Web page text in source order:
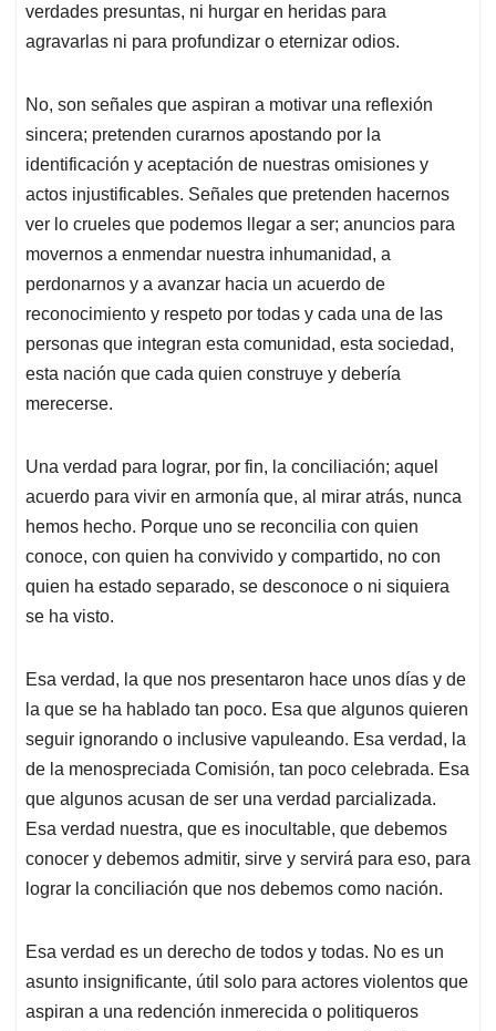
verdades presuntas, ni hurgar en heridas para
agravarlas ni para profundizar o eternizar odios.
No, son señales que aspiran a motivar una reflexión
sincera; pretenden curarnos apostando por la
identificación y aceptación de nuestras omisiones y
actos injustificables. Señales que pretenden hacernos
ver lo crueles que podemos llegar a ser; anuncios para
movernos a enmendar nuestra inhumanidad, a
perdonarnos y a avanzar hacia un acuerdo de
reconocimiento y respeto por todas y cada una de las
personas que integran esta comunidad, esta sociedad,
esta nación que cada quien construye y debería
merecerse.
Una verdad para lograr, por fin, la conciliación; aquel
acuerdo para vivir en armonía que, al mirar atrás, nunca
hemos hecho. Porque uno se reconcilia con quien
conoce, con quien ha convivido y compartido, no con
quien ha estado separado, se desconoce o ni siquiera
se ha visto.
Esa verdad, la que nos presentaron hace unos días y de
la que se ha hablado tan poco. Esa que algunos quieren
seguir ignorando o inclusive vapuleando. Esa verdad, la
de la menospreciada Comisión, tan poco celebrada. Esa
que algunos acusan de ser una verdad parcializada.
Esa verdad nuestra, que es inocultable, que debemos
conocer y debemos admitir, sirve y servirá para eso, para
lograr la conciliación que nos debemos como nación.
Esa verdad es un derecho de todos y todas. No es un
asunto insignificante, útil solo para actores violentos que
aspiran a una redención inmerecida o politiqueros